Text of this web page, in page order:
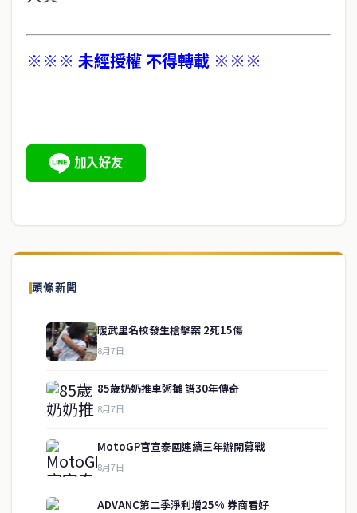
※※※ 未經授權 不得轉載 ※※※
頭條新聞
暖武里名校發生槍擊案 2死15傷
8月7日
85歲奶奶推車粥攤 譜30年傳奇
8月7日
MotoGP官宣泰國連續三年辦開幕戰
8月7日
ADVANC第二季淨利增25% 券商看好